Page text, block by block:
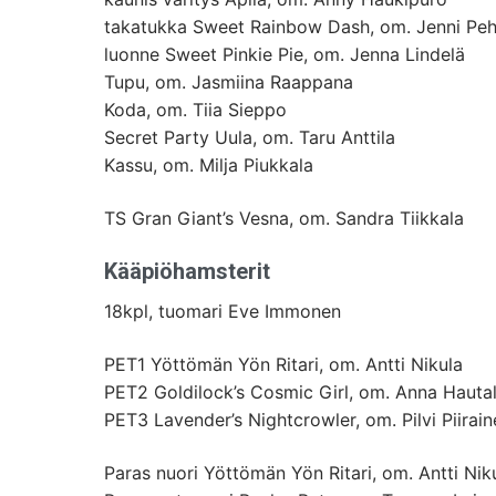
takatukka Sweet Rainbow Dash, om. Jenni
luonne Sweet Pinkie Pie, om. Jenna Lindelä
Tupu, om. Jasmiina Raappana
Koda, om. Tiia Sieppo
Secret Party Uula, om. Taru Anttila
Kassu, om. Milja Piukkala
TS Gran Giant’s Vesna, om. Sandra Tiikkala
Kääpiöhamsterit
18kpl, tuomari Eve Immonen
PET1 Yöttömän Yön Ritari, om. Antti Nikula
PET2 Goldilock’s Cosmic Girl, om. Anna
PET3 Lavender’s Nightcrowler, om. Pilvi
Paras nuori Yöttömän Yön Ritari, om. Antti